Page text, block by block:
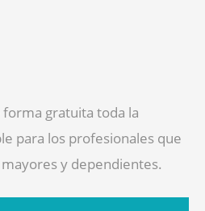
forma gratuita toda la
para los profesionales que
y dependientes.